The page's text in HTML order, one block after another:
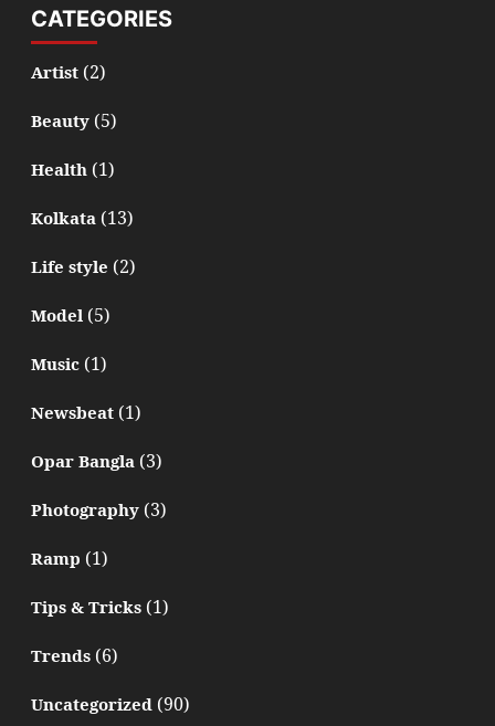
CATEGORIES
Artist(2)
Beauty(5)
Health(1)
Kolkata(13)
Life style (2)
Model(5)
Music(1)
Newsbeat(1)
Opar Bangla(3)
Photography(3)
Ramp (1)
Tips & Tricks(1)
Trends(6)
Uncategorized(90)